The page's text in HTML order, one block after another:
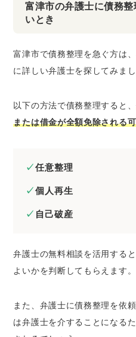
富津市の弁護士に債務
いとき
富津市で債務整理を急ぐ方は
に詳しい弁護士を探してみまし
以下の方法で債務整理すると、
または借金が全額免除される
任意整理
個人再生
自己破産
弁護士の無料相談を活用する
よいかを判断してもらえます。
また、弁護士に債務整理を依
は弁護士を介することになる